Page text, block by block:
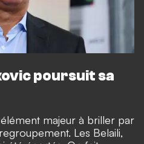
poursuit sa
majeur à briller par
Les Belaili,